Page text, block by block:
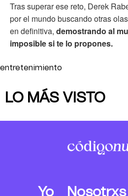
Tras superar ese reto, Derek
por el mundo buscando otras
en definitiva, demostrando al
imposible si te lo propones.
entretenimiento
LO MÁS VISTO
Yo Nosotrxs